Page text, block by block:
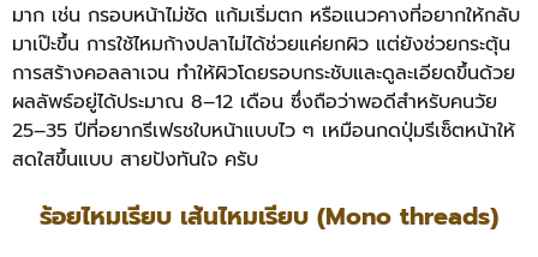
มาก เช่น กรอบหน้าไม่ชัด แก้มเริ่มตก หรือแนวคางที่อยากให้กลับ
มาเป๊ะขึ้น การใช้ไหมก้างปลาไม่ได้ช่วยแค่ยกผิว แต่ยังช่วยกระตุ้น
การสร้างคอลลาเจน ทำให้ผิวโดยรอบกระชับและดูละเอียดขึ้นด้วย
ผลลัพธ์อยู่ได้ประมาณ 8–12 เดือน ซึ่งถือว่าพอดีสำหรับคนวัย
25–35 ปีที่อยากรีเฟรชใบหน้าแบบไว ๆ เหมือนกดปุ่มรีเซ็ตหน้าให้
สดใสขึ้นแบบ สายปังทันใจ ครับ
ร้อยไหมเรียบ เส้นไหมเรียบ (Mono threads)